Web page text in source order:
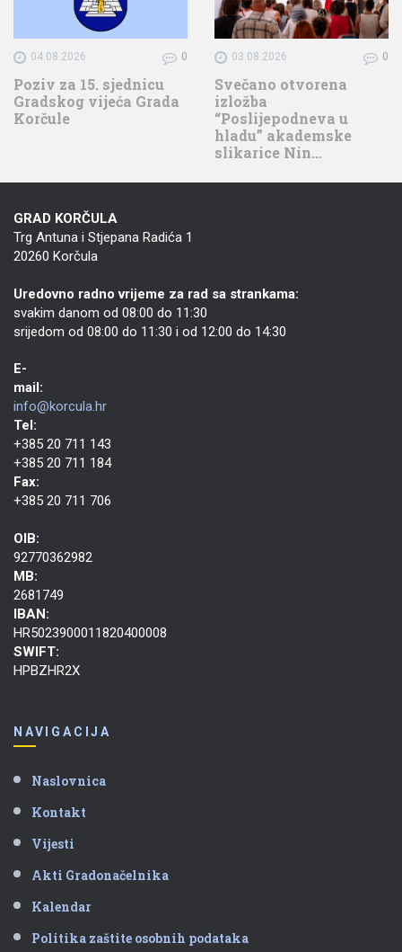
04.08.2026 0
Poziv za 15. sjednicu
Gradskog vijeća Grada
Korčule
03.08.2026 0
Svečano otvorena
izložba
“Poslijepodneva u
hladu” akademske
slikarice Nin…
GRAD KORČULA
Trg Antuna i Stjepana Radića 1
20260 Korčula
Uredovno radno vrijeme za rad sa strankama:
svakim danom od 08:00 do 11:30
srijedom od 08:00 do 11:30 i od 12:00 do 14:30
E-
mail:
info@korcula.hr
Tel:
+385 20 711 143
+385 20 711 184
Fax:
+385 20 711 706
OIB:
92770362982
MB:
2681749
IBAN:
HR5023900011820400008
SWIFT:
HPBZHR2X
NAVIGACIJA
Naslovnica
Kontakt
Vijesti
Akti Gradonačelnika
Kalendar
Politika zaštite osobnih podataka